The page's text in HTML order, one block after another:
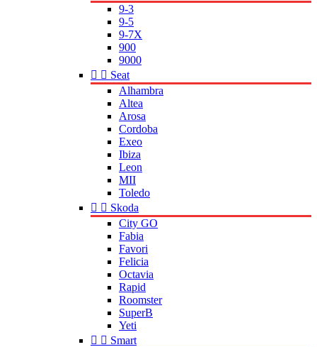
9-3
9-5
9-7X
900
9000
  Seat
Alhambra
Altea
Arosa
Cordoba
Exeo
Ibiza
Leon
MII
Toledo
  Skoda
City GO
Fabia
Favori
Felicia
Octavia
Rapid
Roomster
SuperB
Yeti
  Smart